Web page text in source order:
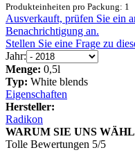
Produkteinheiten pro Packung: 1
Ausverkauft, prüfen Sie ein
Benachrichtigung an.
Stellen Sie eine Frage zu
Jahr:
Menge: 0,5l
Typ: White blends
Eigenschaften
Hersteller:
Radikon
WARUM SIE UNS
Tolle Bewertungen 5/5